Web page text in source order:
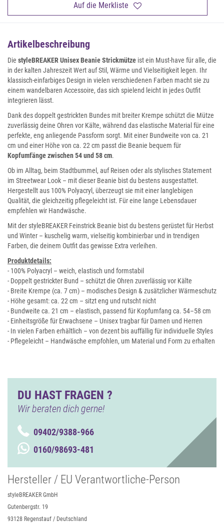
Auf die Merkliste
Artikelbeschreibung
Die styleBREAKER Unisex Beanie Strickmütze ist ein Must-have für alle, die
in der kalten Jahreszeit Wert auf Stil, Wärme und Vielseitigkeit legen. Ihr
klassisch-einfarbiges Design in vielen verschiedenen Farben macht sie zu
einem wandelbaren Accessoire, das sich spielend leicht in jedes Outfit
integrieren lässt.
Dank des doppelt gestrickten Bundes mit breiter Krempe schützt die Mütze
zuverlässig deine Ohren vor Kälte, während das elastische Material für eine
perfekte, eng anliegende Passform sorgt. Mit einer Bundweite von ca. 21
cm und einer Höhe von ca. 22 cm passt die Beanie bequem für
Kopfumfänge zwischen 54 und 58 cm.
Ob im Alltag, beim Stadtbummel, auf Reisen oder als stylisches Statement
im Streetwear Look – mit dieser Beanie bist du bestens ausgestattet.
Hergestellt aus 100% Polyacryl, überzeugt sie mit einer langlebigen
Qualität, die gleichzeitig pflegeleicht ist. Für eine lange Lebensdauer
empfehlen wir Handwäsche.
Mit der styleBREAKER Feinstrick Beanie bist du bestens gerüstet für Herbst
und Winter – kuschelig warm, vielseitig kombinierbar und in trendigen
Farben, die deinem Outfit das gewisse Extra verleihen.
Produktdetails:
- 100% Polyacryl – weich, elastisch und formstabil
- Doppelt gestrickter Bund – schützt die Ohren zuverlässig vor Kälte
- Breite Krempe (ca. 7 cm) – modisches Design & zusätzlicher Wärmeschutz
- Höhe gesamt: ca. 22 cm – sitzt eng und rutscht nicht
- Bundweite ca. 21 cm – elastisch, passend für Kopfumfang ca. 54–58 cm
- Einheitsgröße für Erwachsene – Unisex tragbar für Damen und Herren
- In vielen Farben erhältlich – von dezent bis auffällig für individuelle Styles
- Pflegeleicht – Handwäsche empfohlen, um Material und Form zu erhalten
DU HAST FRAGEN ?
Wir beraten dich gerne!
09402/9388-966
0160/98693-481
Hersteller / EU Verantwortliche-Person
styleBREAKER GmbH
Gutenbergstr. 19
93128 Regenstauf / Deutschland